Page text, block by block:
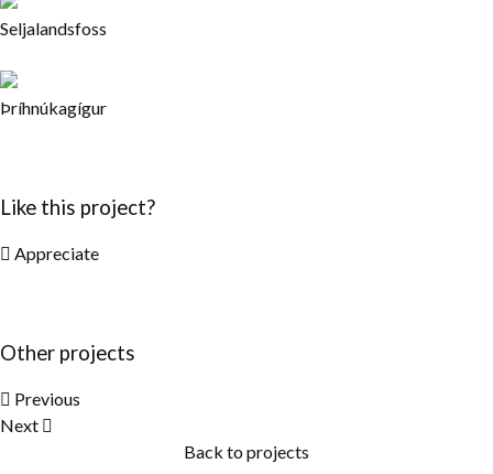
Seljalandsfoss
Þríhnúkagígur
Like this project?
Appreciate
Other projects
Previous
Next
Back to projects